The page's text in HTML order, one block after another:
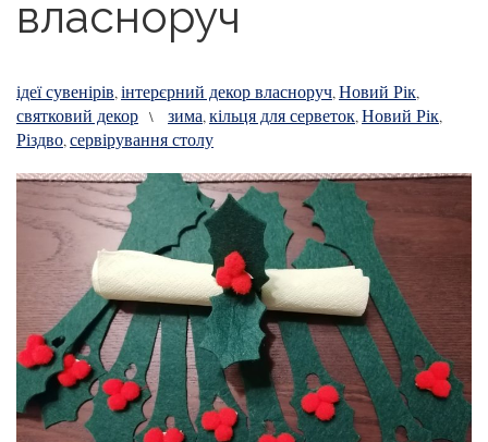
власноруч
ідеї сувенірів,інтерєрний декор власноруч,Новий Рік,
святковий декор \ зима,кільця для серветок,Новий Рік,
Різдво,сервірування столу